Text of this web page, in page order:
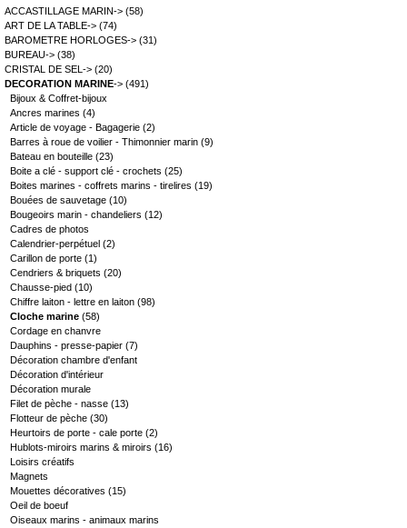
ACCASTILLAGE MARIN-> (58)
ART DE LA TABLE-> (74)
BAROMETRE HORLOGES-> (31)
BUREAU-> (38)
CRISTAL DE SEL-> (20)
DECORATION MARINE-> (491)
Bijoux & Coffret-bijoux
Ancres marines (4)
Article de voyage - Bagagerie (2)
Barres à roue de voilier - Thimonnier marin (9)
Bateau en bouteille (23)
Boite a clé - support clé - crochets (25)
Boites marines - coffrets marins - tirelires (19)
Bouées de sauvetage (10)
Bougeoirs marin - chandeliers (12)
Cadres de photos
Calendrier-perpétuel (2)
Carillon de porte (1)
Cendriers & briquets (20)
Chausse-pied (10)
Chiffre laiton - lettre en laiton (98)
Cloche marine (58)
Cordage en chanvre
Dauphins - presse-papier (7)
Décoration chambre d'enfant
Décoration d'intérieur
Décoration murale
Filet de pèche - nasse (13)
Flotteur de pèche (30)
Heurtoirs de porte - cale porte (2)
Hublots-miroirs marins & miroirs (16)
Loisirs créatifs
Magnets
Mouettes décoratives (15)
Oeil de boeuf
Oiseaux marins - animaux marins